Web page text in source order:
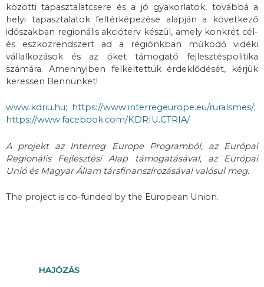
közötti tapasztalatcsere és a jó gyakorlatok, továbbá a
helyi tapasztalatok feltérképezése alapján a következő
időszakban regionális akcióterv készül, amely konkrét cél-
és eszközrendszert ad a régiónkban működő vidéki
vállalkozások és az őket támogató fejlesztéspolitika
számára. Amennyiben felkeltettük érdeklődését, kérjük
keressen Bennünket!
www.kdriu.hu; https://www.interregeurope.eu/ruralsmes/;
https://www.facebook.com/KDRIU.CTRIA/
A projekt az Interreg Europe Programból, az Európai
Regionális Fejlesztési Alap támogatásával, az Európai
Unió és Magyar Állam társfinanszírozásával valósul meg.
The project is co-funded by the European Union.
HAJÓZÁS